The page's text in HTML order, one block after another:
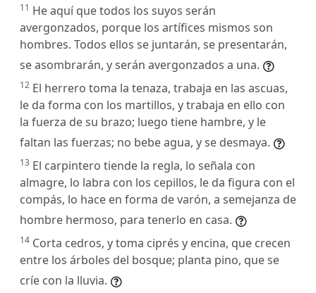
11 He aquí que todos los suyos serán
avergonzados, porque los artífices mismos son
hombres. Todos ellos se juntarán, se presentarán,
se asombrarán, y serán avergonzados a una.
12 El herrero toma la tenaza, trabaja en las ascuas,
le da forma con los martillos, y trabaja en ello con
la fuerza de su brazo; luego tiene hambre, y le
faltan las fuerzas; no bebe agua, y se desmaya.
13 El carpintero tiende la regla, lo señala con
almagre, lo labra con los cepillos, le da figura con el
compás, lo hace en forma de varón, a semejanza de
hombre hermoso, para tenerlo en casa.
14 Corta cedros, y toma ciprés y encina, que crecen
entre los árboles del bosque; planta pino, que se
críe con la lluvia.